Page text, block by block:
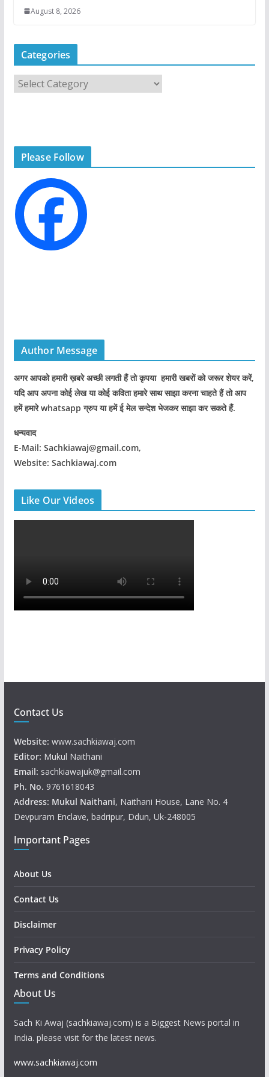
August 8, 2026
Categories
a
r
e
s
Please Follow
Author Message
अगर आपको हमारी ख़बरे अच्छी लगती हैं तो कृपया हमारी खबरों को जरूर शेयर करें,
यदि आप अपना कोई लेख या कोई कविता हमारे साथ साझा करना चाहते हैं तो आप
हमें हमारे whatsapp ग्रुप या हमें ई मेल सन्देश भेजकर साझा कर सकते हैं.
धन्यवाद
E-Mail: Sachkiawaj@gmail.com,
Website: Sachkiawaj.com
Like Our Videos
Contact Us
Website: www.sachkiawaj.com
Editor: Mukul Naithani
Email: sachkiawajuk@gmail.com
Ph. No. 9761618043
Address: Mukul Naithani, Naithani House, Lane No. 4
Devpuram Enclave, badripur, Ddun, Uk-248005
Important Pages
About Us
Contact Us
Disclaimer
Privacy Policy
Terms and Conditions
About Us
Sach Ki Awaj (sachkiawaj.com) is a Biggest News portal in
India. please visit for the latest news.
www.sachkiawaj.com